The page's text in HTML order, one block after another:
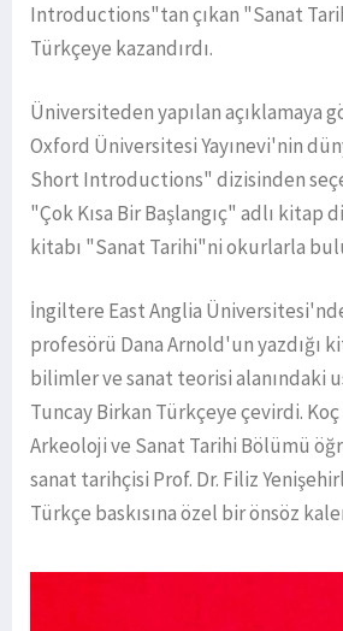
Introductions"tan çıkan "Sanat
Türkçeye kazandırdı.
Üniversiteden yapılan açıklamaya
Oxford Üniversitesi Yayınevi'nin
Short Introductions" dizisinden
"Çok Kısa Bir Başlangıç" adlı kitap
kitabı "Sanat Tarihi"ni okurlarla
İngiltere East Anglia
profesörü Dana Arnold'un yazdığı
bilimler ve sanat teorisi alanındaki
Tuncay Birkan Türkçeye çevirdi.
Arkeoloji ve Sanat Tarihi Bölümü
sanat tarihçisi Prof. Dr. Filiz
Türkçe baskısına özel bir önsöz